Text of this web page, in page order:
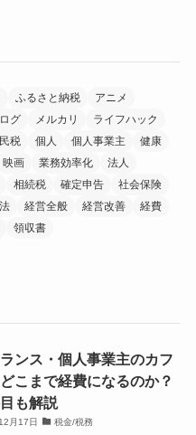
ふるさと納税
アニメ
グ メルカリ
ライフハック
税 個人 個人事業主
健康
映画 業務効率化
法人
相続税 確定申告
社会保険
経営全般 経営改善
経費
領収書
ンス・個人事業主のカフ
こまで経費になるのか？
も解説
月17日 税金/税務